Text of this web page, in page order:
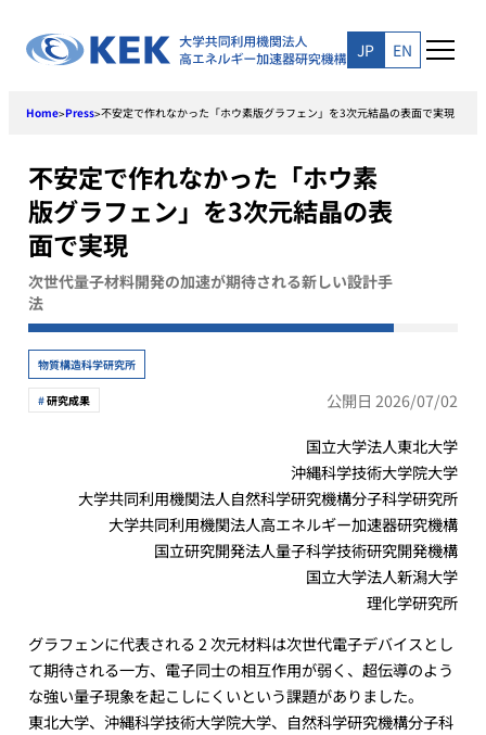
content
JP EN
Home>Press>不安定で作れなかった「ホウ素版グラフェン」を3次元結晶の表面で実現
不安定で作れなかった「ホウ素
版グラフェン」を3次元結晶の表
面で実現
次世代量子材料開発の加速が期待される新しい設計手
法
物質構造科学研究所
研究成果 公開日 2026/07/02
国立大学法人東北大学
沖縄科学技術大学院大学
大学共同利用機関法人自然科学研究機構分子科学研究所
大学共同利用機関法人高エネルギー加速器研究機構
国立研究開発法人量子科学技術研究開発機構
国立大学法人新潟大学
理化学研究所
グラフェンに代表される 2 次元材料は次世代電子デバイスとし
て期待される一方、電子同士の相互作用が弱く、超伝導のよう
な強い量子現象を起こしにくいという課題がありました。
東北大学、沖縄科学技術大学院大学、自然科学研究機構分子科